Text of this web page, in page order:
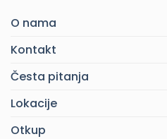
O nama
Kontakt
Česta pitanja
Lokacije
Otkup